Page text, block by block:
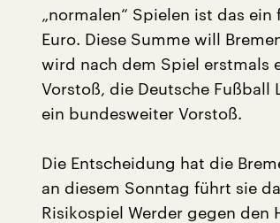
„normalen“ Spielen ist das
Euro. Diese Summe will
wird nach dem Spiel erstmals
Vorstoß, die Deutsche
ein bundesweiter Vorstoß.
Die Entscheidung hat die
an diesem Sonntag führt sie
Risikospiel Werder gegen den